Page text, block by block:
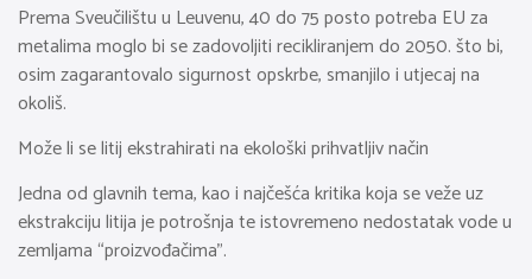
Prema Sveučilištu u Leuvenu, 40 do 75 posto potreba EU za
metalima moglo bi se zadovoljiti recikliranjem do 2050. što bi,
osim zagarantovalo sigurnost opskrbe, smanjilo i utjecaj na
okoliš.
Može li se litij ekstrahirati na ekološki prihvatljiv način
Jedna od glavnih tema, kao i najčešća kritika koja se veže uz
ekstrakciju litija je potrošnja te istovremeno nedostatak vode u
zemljama “proizvođačima”.